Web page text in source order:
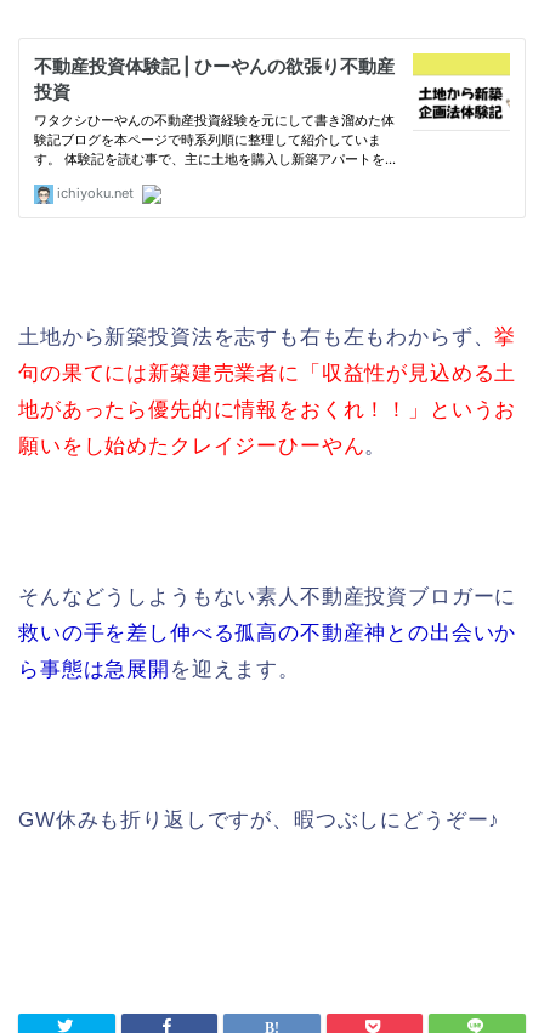
土地から新築投資法を志すも右も左もわからず、挙
句の果てには新築建売業者に「収益性が見込める土
地があったら優先的に情報をおくれ！！」というお
願いをし始めたクレイジーひーやん。
そんなどうしようもない素人不動産投資ブロガーに
救いの手を差し伸べる孤高の不動産神との出会いか
ら事態は急展開 を迎えます。
GW休みも折り返しですが、暇つぶしにどうぞー♪